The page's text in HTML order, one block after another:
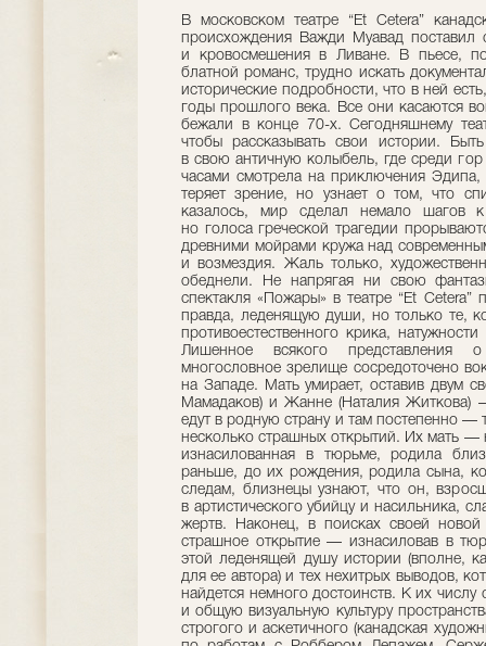
В московском театре “Et Cetera”
происхождения Важди Муавад
и кровосмешения в Ливане. В пьесе,
блатной романс, трудно искать
исторические подробности, что в ней
годы прошлого века. Все они касаются
бежали в конце 70-х. Сегодняшнему
чтобы рассказывать свои истории.
в свою античную колыбель, где среди
часами смотрела на приключения Эдипа,
теряет зрение, но узнает о том, что
казалось, мир сделал немало шагов к
но голоса греческой трагедии
древними мойрами кружа над
и возмездия. Жаль только,
обеднели. Не напрягая ни свою
спектакля «Пожары» в театре “Et
правда, леденящую души, но только те,
противоестественного крика,
Лишенное всякого представления
многословное зрелище сосредоточено
на Западе. Мать умирает, оставив двум
Мамадаков) и Жанне (Наталия Житкова)
едут в родную страну и там постепенно
несколько страшных открытий. Их мать —
изнасилованная в тюрьме, родила
раньше, до их рождения, родила сына,
следам, близнецы узнают, что он,
в артистического убийцу и насильника,
жертв. Наконец, в поисках своей
страшное открытие — изнасиловав в
этой леденящей душу истории (вполне,
для ее автора) и тех нехитрых выводов,
найдется немного достоинств. К их числу
и общую визуальную культуру
строгого и аскетичного (канадская